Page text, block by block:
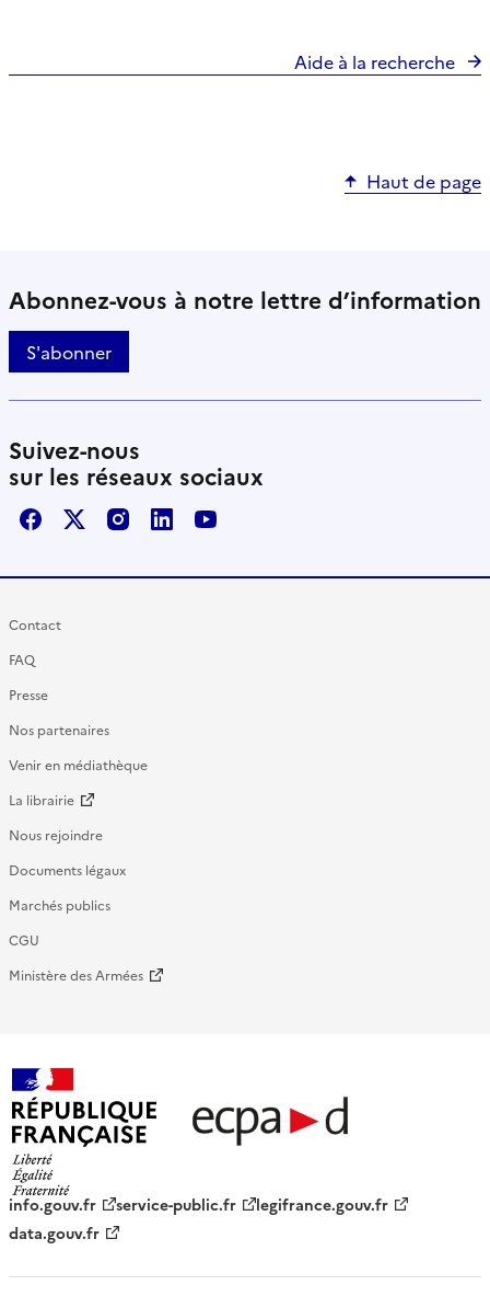
Aide à la recherche
Haut de page
Abonnez-vous à notre lettre d’information
S'abonner
Suivez-nous
sur les réseaux sociaux
FacebookX / TwitterInstagram
LinkedInYoutube
Contact
FAQ
Presse
Nos partenaires
Venir en médiathèque
La librairie
Nous rejoindre
Documents légaux
Marchés publics
CGU
Ministère des Armées
française - ECPAD
info.gouv.fr service-public.fr
legifrance.gouv.fr
data.gouv.fr